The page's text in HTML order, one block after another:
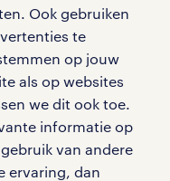
Ook gebruiken
te
op jouw
als op websites
we dit ook toe.
informatie op
van andere
ervaring, dan
omtrent